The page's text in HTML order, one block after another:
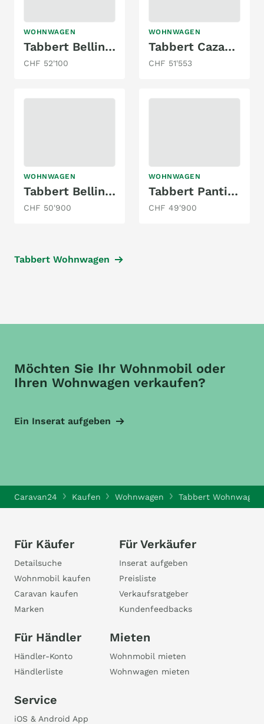
WOHNWAGEN
Tabbert Bellini 590 SDQ/F
CHF 52'100
WOHNWAGEN
Tabbert Cazadora 620 DMK
CHF 51'553
WOHNWAGEN
Tabbert Bellini 620 SD/F
CHF 50'900
WOHNWAGEN
Tabbert Pantiga 655 DMK 2,5
CHF 49'900
Tabbert Wohnwagen
Möchten Sie Ihr Wohnmobil oder
Ihren Wohnwagen verkaufen?
Ein Inserat aufgeben
Caravan24 Kaufen Wohnwagen Tabbert Wohnwagen
Für Käufer
Detailsuche
Wohnmobil kaufen
Caravan kaufen
Marken
Für Verkäufer
Inserat aufgeben
Preisliste
Verkaufsratgeber
Kundenfeedbacks
Für Händler
Händler-Konto
Händlerliste
Mieten
Wohnmobil mieten
Wohnwagen mieten
Service
iOS & Android App